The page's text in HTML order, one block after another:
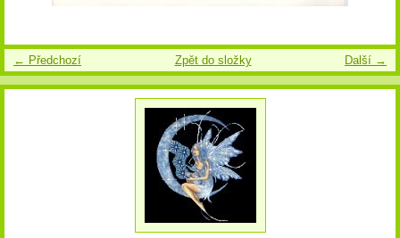
← Předchozí Další →
Zpět do složky